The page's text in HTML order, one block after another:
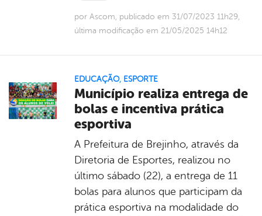
por Ascom, publicado em 31/07/2023 11h29,
última modificação em 21/05/2025 14h12
EDUCAÇÃO, ESPORTE
Município realiza entrega de
bolas e incentiva prática
esportiva
A Prefeitura de Brejinho, através da
Diretoria de Esportes, realizou no
último sábado (22), a entrega de 11
bolas para alunos que participam da
prática esportiva na modalidade do